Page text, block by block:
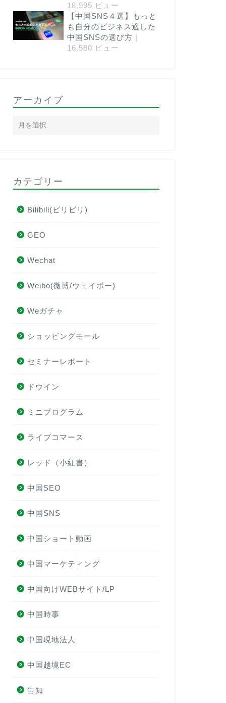
18,995 ビュー
【中国SNS４選】もっと
も自分のビジネス適した
中国SNSの選び方 |
16,580 ビュー
アーカイブ
カテゴリー
Bilibili(ビリビリ)
GEO
Wechat
Weibo(微博/ウェイボー)
Weガチャ
ショッピングモール
セミナーレポート
ドウイン
ミニプログラム
ライブコマース
レッド（小紅書）
中国SEO
中国SNS
中国ショート動画
中国マーケティング
中国向けWEBサイト/LP
中国時事
中国現地法人
中国越境EC
告知